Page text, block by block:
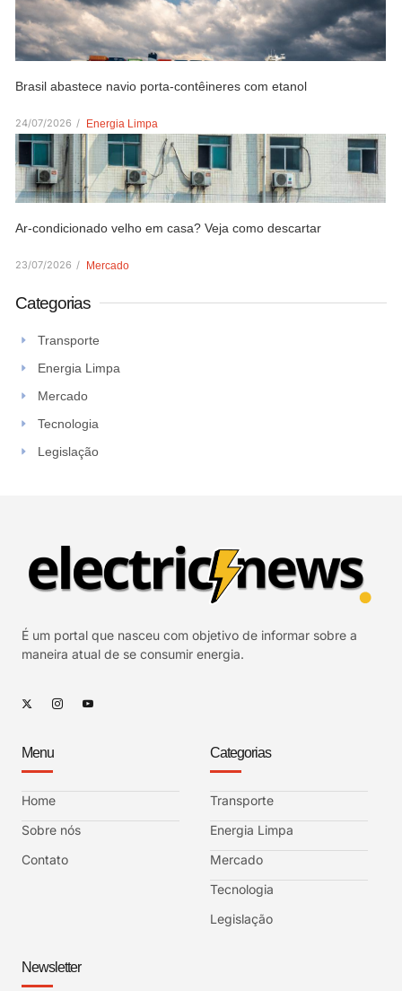
Brasil abastece navio porta-contêineres com etanol
24/07/2026 / Energia Limpa
Ar-condicionado velho em casa? Veja como descartar
23/07/2026 / Mercado
Categorias
Transporte
Energia Limpa
Mercado
Tecnologia
Legislação
É um portal que nasceu com objetivo de informar sobre a
maneira atual de se consumir energia.
Menu
Home
Sobre nós
Contato
Categorias
Transporte
Energia Limpa
Mercado
Tecnologia
Legislação
Newsletter